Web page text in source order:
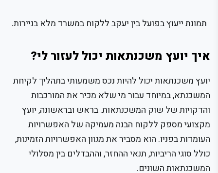
תמונת ייעוץ בפועל בין יעקב ללקוח במשרד מלא בניירות.
איך יועץ משכנתאות יכול לעזור לי?
יועץ משכנתאות יכול להיות נכס משמעותי בתהליך לקיחת
המשכנתא, במיוחד עבור מי שלא מכיר את המורכבות
והדקויות של שוק המשכנתאות. בראש ובראשונה, יועץ
מקצועי מספק ללקוח הבנה מעמיקה של האפשרויות
העומדות בפניו. הוא מסביר את מגוון האפשרויות הזמינות,
כולל סוגי הריביות, תנאי ההחזר, וההבדלים בין מסלולי
המשכנתאות השונים.